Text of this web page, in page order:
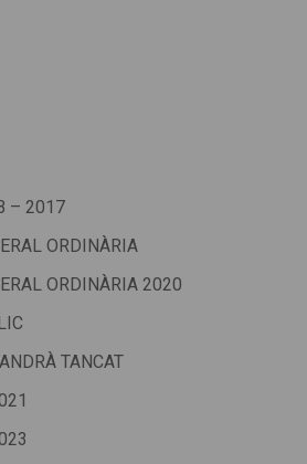
– 2017
ORDINÀRIA
ORDINÀRIA 2020
TANCAT